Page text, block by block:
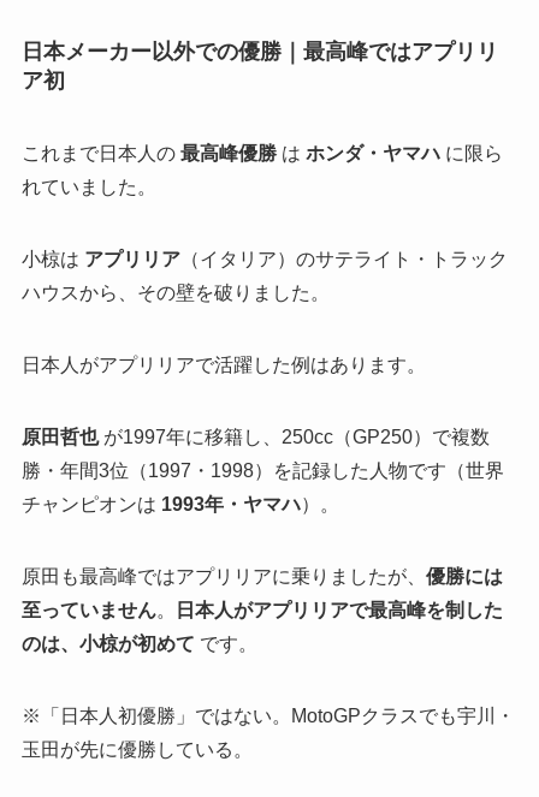
日本メーカー以外での優勝｜最高峰ではアプリリ
ア初
これまで日本人の 最高峰優勝は ホンダ・ヤマハに限ら
れていました。
小椋は アプリリア（イタリア）のサテライト・トラック
ハウスから、その壁を破りました。
日本人がアプリリアで活躍した例はあります。
原田哲也が1997年に移籍し、250cc（GP250）で複数
勝・年間3位（1997・1998）を記録した人物です（世界
チャンピオンは 1993年・ヤマハ）。
原田も最高峰ではアプリリアに乗りましたが、 優勝には
至っていません。
日本人がアプリリアで最高峰を制した
のは、小椋が初めて です。
※「日本人初優勝」ではない。MotoGPクラスでも宇川・
玉田が先に優勝している。